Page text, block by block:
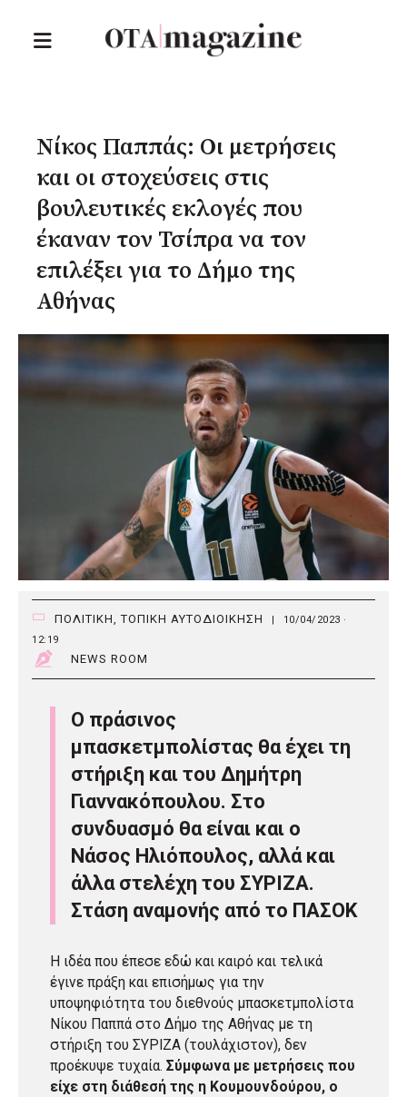
Νίκος Παππάς: Οι μετρήσεις
και οι στοχεύσεις στις
βουλευτικές εκλογές που
έκαναν τον Τσίπρα να τον
επιλέξει για το Δήμο της
Αθήνας
ΠΟΛΙΤΙΚΗ,ΤΟΠΙΚΗ ΑΥΤΟΔΙΟΙΚΗΣΗ
10/04/2023 ·
12:19
NEWS ROOM
Ο πράσινος
μπασκετμπολίστας θα έχει τη
στήριξη και του Δημήτρη
Γιαννακόπουλου. Στο
συνδυασμό θα είναι και ο
Νάσος Ηλιόπουλος, αλλά και
άλλα στελέχη του ΣΥΡΙΖΑ.
Στάση αναμονής από το ΠΑΣΟΚ
Η ιδέα που έπεσε εδώ και καιρό και τελικά
έγινε πράξη και επισήμως για την
υποψηφιότητα του διεθνούς μπασκετμπολίστα
Νίκου Παππά στο Δήμο της Αθήνας με τη
στήριξη του ΣΥΡΙΖΑ (τουλάχιστον), δεν
προέκυψε τυχαία. Σύμφωνα με μετρήσεις που
είχε στη διάθεσή της η Κουμουνδούρου, ο